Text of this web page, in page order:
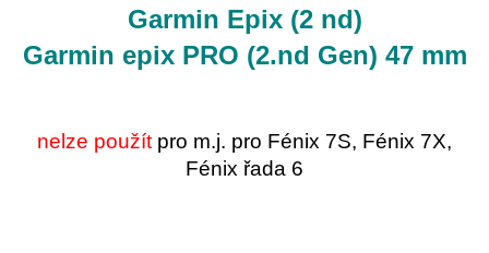
Garmin Epix (2 nd)
Garmin epix PRO (2.nd Gen) 47 mm
nelze použítpro m.j. pro Fénix 7S, Fénix 7X,
Fénix řada 6